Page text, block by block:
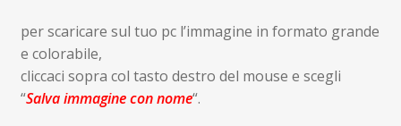
per scaricare sul tuo pc l’immagine in formato grande
e colorabile,
cliccaci sopra col tasto destro del mouse e scegli
“Salva immagine con nome“.